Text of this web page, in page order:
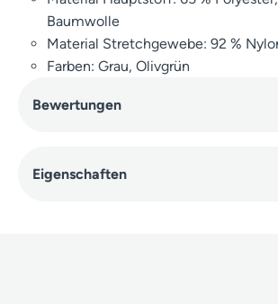
Baumwolle
Material Stretchgewebe: 92 %
Farben: Grau, Olivgrün
Bewertungen
Eigenschaften